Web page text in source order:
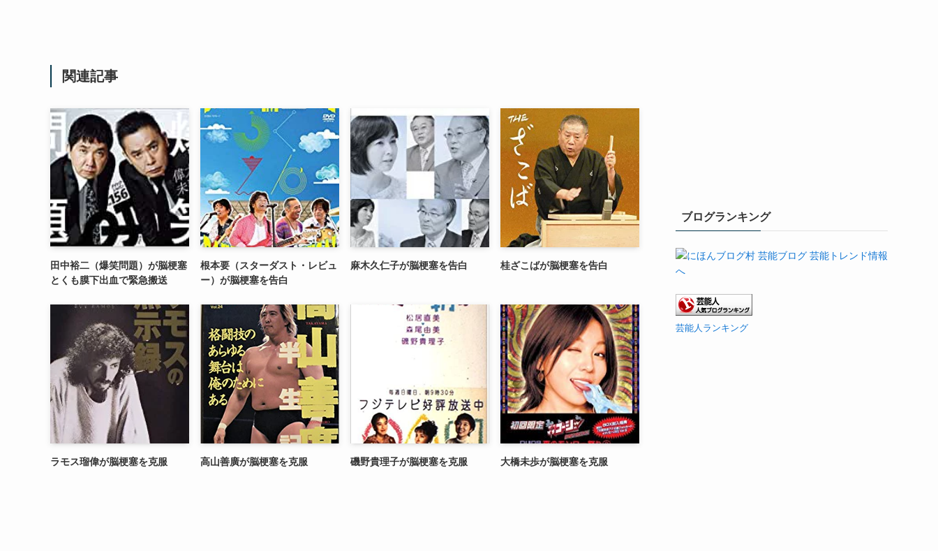
関連記事
田中裕二（爆笑問題）が脳梗塞
とくも膜下出血で緊急搬送
根本要（スターダスト・レビュ
ー）が脳梗塞を告白
麻木久仁子が脳梗塞を告白 桂ざこばが脳梗塞を告白
ラモス瑠偉が脳梗塞を克服 高山善廣が脳梗塞を克服 磯野貴理子が脳梗塞を克服 大橋未歩が脳梗塞を克服
ブログランキング
芸能人ランキング